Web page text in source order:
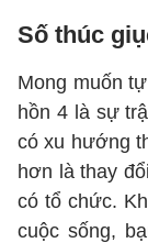
Số thúc
Mong muốn
hồn 4 là sự
có xu hướng
hơn là thay
có tổ chức.
cuộc sống,